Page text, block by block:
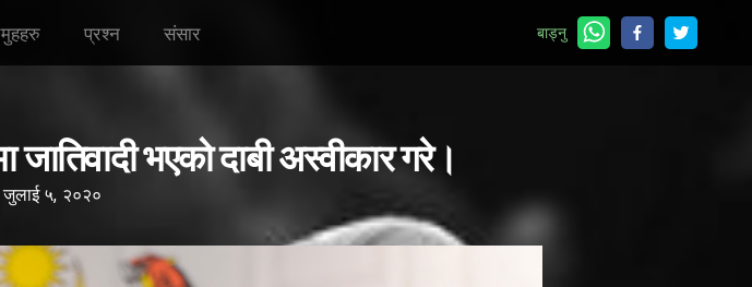
प्रश्न संसार बाड्नु
जातिवादी भएको दाबी अस्वीकार गरे।
जुलाई ५, २०२०